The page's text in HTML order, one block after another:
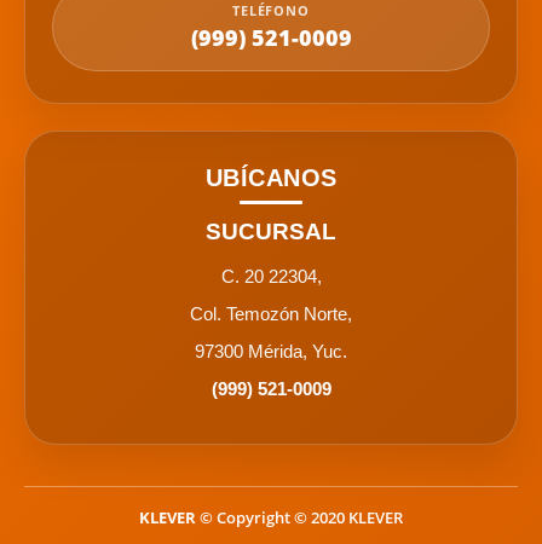
TELÉFONO
(999) 521-0009
UBÍCANOS
SUCURSAL
C. 20 22304,
Col. Temozón Norte,
97300 Mérida, Yuc.
(999) 521-0009
KLEVER© Copyright © 2020 KLEVER